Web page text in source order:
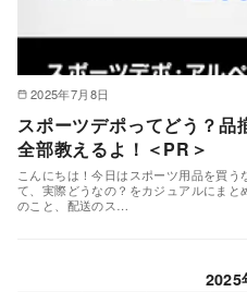
2025年7月8日
スポーツデポってどう？
全部教えるよ！＜PR＞
こんにちは！今日はスポーツ用品を買
て、実際どうなの？をカジュアルにま
のこと、配送のス…
2025